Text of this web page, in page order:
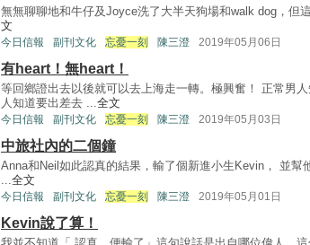
無無聊聊地和牛仔及Joyce洗了大半天狗場和walk dog，但
文
今日信報 副刊文化 忘憂一刻 陳三澄 2019年05月06日
有heart！無heart！
等回鄉證出去以後就可以去上海走一轉。極興奮！ 正常男
人知道要出差去 ...全文
今日信報 副刊文化 忘憂一刻 陳三澄 2019年05月03日
中旅社內的二個鐘
Anna和Neil如此認真的結果，輸了個新進小生Kevin， 並幫
...全文
今日信報 副刊文化 忘憂一刻 陳三澄 2019年05月01日
Kevin說了算！